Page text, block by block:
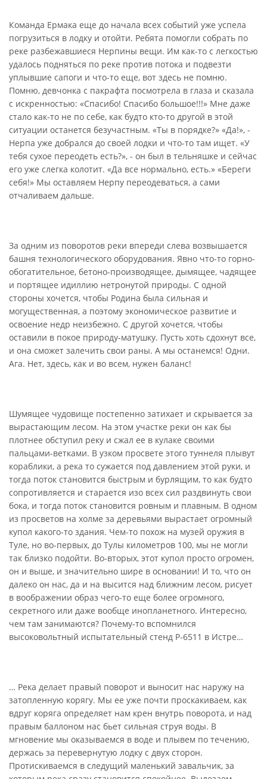
Команда Ермака еще до начала всех событий уже успела
погрузиться в лодку и отойти. Ребята помогли собрать по
реке разбежавшиеся Нерпины вещи. Им как-то с легкостью
удалось подняться по реке против потока и подвезти
уплывшие сапоги и что-то еще, вот здесь не помню.
Помню, девчонка с пакрафта посмотрела в глаза и сказала
с искренностью: «Спасибо! Спасибо большое!!!» Мне даже
стало как-то не по себе, как будто кто-то другой в этой
ситуации останется безучастным. «Ты в порядке?» «Да!», -
Нерпа уже добрался до своей лодки и что-то там ищет. «У
тебя сухое переодеть есть?», - он был в тельняшке и сейчас
его уже слегка колотит. «Да все нормально, есть.» «Береги
себя!» Мы оставляем Нерпу переодеваться, а сами
отчаливаем дальше.
За одним из поворотов реки впереди слева возвышается
башня технологического оборудования. Явно что-то горно-
обогатительное, бетоно-производящее, дымящее, чадящее
и портящее идиллию нетронутой природы. С одной
стороны хочется, чтобы Родина была сильная и
могущественная, а поэтому экономическое развитие и
освоение недр неизбежно. С другой хочется, чтобы
оставили в покое природу-матушку. Пусть хоть сдохнут все,
и она сможет залечить свои раны. А мы останемся! Одни.
Ага. Нет, здесь, как и во всем, нужен баланс!
Шумящее чудовище постепенно затихает и скрывается за
вырастающим лесом. На этом участке реки он как бы
плотнее обступил реку и сжал ее в кулаке своими
пальцами-ветками. В узком просвете этого туннеля плывут
кораблики, а река то сужается под давлением этой руки, и
тогда поток становится быстрым и бурлящим, то как будто
сопротивляется и старается изо всех сил раздвинуть свои
бока, и тогда поток становится ровным и плавным. В одном
из просветов на холме за деревьями вырастает огромный
купол какого-то здания. Чем-то похож на музей оружия в
Туле, но во-первых, до Тулы километров 100, мы не могли
так близко подойти. Во-вторых, этот купол просто огромен,
он и выше, и значительно шире в основании! И то, что он
далеко он нас, да и на высится над ближним лесом, рисует
в воображении образ чего-то еще более огромного,
секретного или даже вообще инопланетного. Интересно,
чем там занимаются? Почему-то вспомнился
высоковольтный испытательный стенд Р-6511 в Истре…
… Река делает правый поворот и выносит нас наружу на
затопленную корягу. Мы ее уже почти проскакиваем, как
вдруг коряга определяет нам крен внутрь поворота, и над
правым баллоном нас бьет сильная струя воды. В
мгновение мы оказываемся в воде и плывем по течению,
держась за перевернутую лодку с двух сторон.
Протискиваемся в следущий маленький завальчик, за